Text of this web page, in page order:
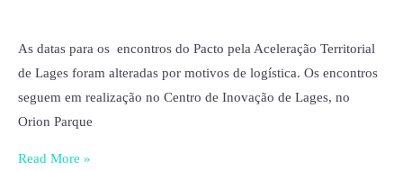
As datas para os encontros do Pacto pela Aceleração Territorial
de Lages foram alteradas por motivos de logística. Os encontros
seguem em realização no Centro de Inovação de Lages, no
Orion Parque
Pacto
pela
Aceleração
Territorial
Read More »